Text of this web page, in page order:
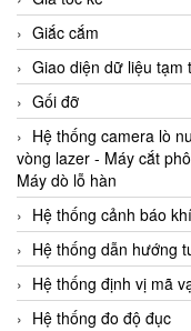
Giắc cắm
Giao diện dữ liệu tạm
Gối đỡ
Hệ thống camera lò
vòng lazer - Máy cắt
Máy dò lỗ hàn
Hệ thống cảnh báo khí
Hệ thống dẫn hướng
Hệ thống định vị mã
Hệ thống đo độ đục